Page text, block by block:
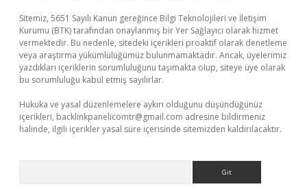
Sitemiz, 5651 Sayılı Kanun gereğince Bilgi Teknolojileri ve İletişim
Kurumu (BTK) tarafından onaylanmış bir Yer Sağlayıcı olarak hizmet
vermektedir. Bu nedenle, sitedeki içerikleri proaktif olarak denetleme
veya araştırma yükümlülüğümüz bulunmamaktadır. Ancak, üyelerimiz
yazdıkları içeriklerin sorumluluğunu taşımakta olup, siteye üye olarak
bu sorumluluğu kabul etmiş sayılırlar.
Hukuka ve yasal düzenlemelere aykırı olduğunu düşündüğünüz
içerikleri, backlinkpanelicomtr@gmail.com adresine bildirmeniz
halinde, ilgili içerikler yasal süre içerisinde sitemizden kaldırılacaktır.